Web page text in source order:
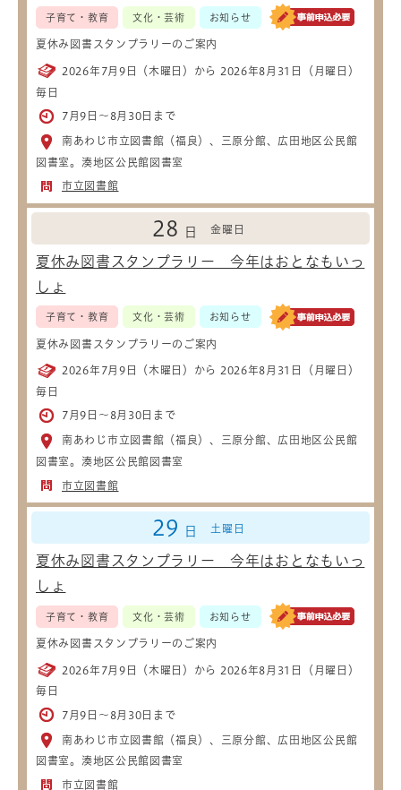
子育て・教育 文化・芸術 お知らせ
夏休み図書スタンプラリーのご案内
2026年7月9日（木曜日）から 2026年8月31日（月曜日）
毎日
7月9日～8月30日まで
南あわじ市立図書館（福良）、三原分館、広田地区公民館
図書室。湊地区公民館図書室
市立図書館
28 日 金曜日
夏休み図書スタンプラリー 今年はおとなもいっ
しょ
子育て・教育 文化・芸術 お知らせ
夏休み図書スタンプラリーのご案内
2026年7月9日（木曜日）から 2026年8月31日（月曜日）
毎日
7月9日～8月30日まで
南あわじ市立図書館（福良）、三原分館、広田地区公民館
図書室。湊地区公民館図書室
市立図書館
29 日 土曜日
夏休み図書スタンプラリー 今年はおとなもいっ
しょ
子育て・教育 文化・芸術 お知らせ
夏休み図書スタンプラリーのご案内
2026年7月9日（木曜日）から 2026年8月31日（月曜日）
毎日
7月9日～8月30日まで
南あわじ市立図書館（福良）、三原分館、広田地区公民館
図書室。湊地区公民館図書室
市立図書館